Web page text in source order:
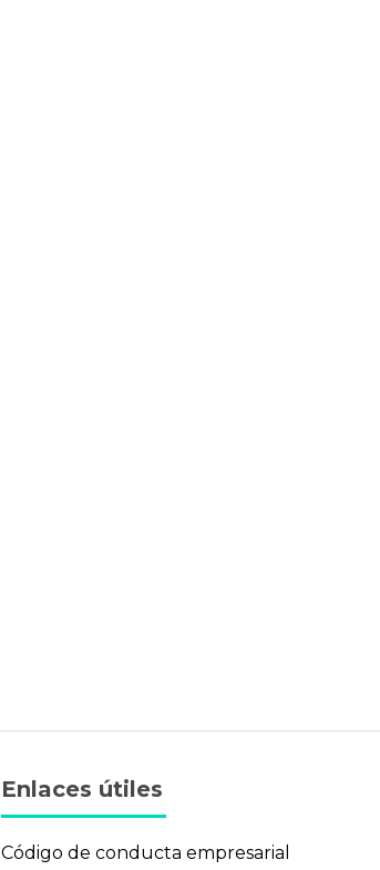
Enlaces útiles
Código de conducta empresarial